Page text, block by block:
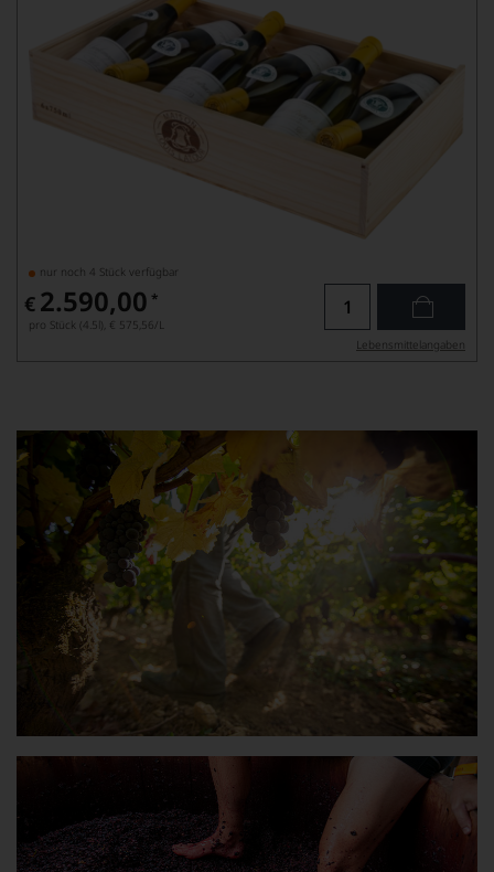
nur noch 4 Stück verfügbar
€ 2.590,00 *
pro Stück (4.5l), € 575,56/L
Lebensmittel­angaben